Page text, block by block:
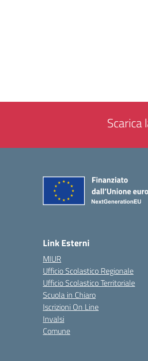
Scarica
Link Esterni
MIUR
Ufficio Scolastico Regionale
Ufficio Scolastico Territoriale
Scuola in Chiaro
Iscrizioni On Line
Invalsi
Comune